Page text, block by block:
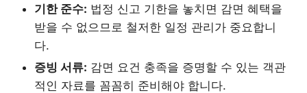
기한 준수: 법정 신고 기한을 놓치면 감면 혜택을
받을 수 없으므로 철저한 일정 관리가 중요합니
다.
증빙 서류: 감면 요건 충족을 증명할 수 있는 객관
적인 자료를 꼼꼼히 준비해야 합니다.